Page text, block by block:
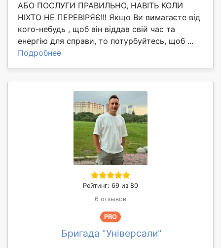
АБО ПОСЛУГИ ПРАВИЛЬНО, НАВІТЬ КОЛИ
НІХТО НЕ ПЕРЕВІРЯЄ!!! Якщо Ви вимагаєте від
кого-небудь , щоб він віддав свій час та
енергію для справи, то потурбуйтесь, щоб ...
Подробнее
Рейтинг: 69 из 80
6 отзывов
PRO
Бригада "Універсали"